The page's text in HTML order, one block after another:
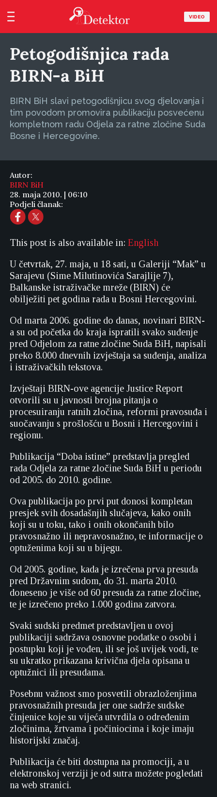
VIDEO
Petogodišnjica rada
BIRN-a BiH
BIRN BiH slavi petogodišnjicu svog djelovanja i
tim povodom promovira publikaciju posvećenu
kompletnom radu Odjela za ratne zločine Suda
Bosne i Hercegovine.
Autor:
BIRN BiH
28. maja 2010. | 06:10
Podjeli članak:
This post is also available in: English
U četvrtak, 27. maja, u 18 sati, u Galeriji “Mak” u
Sarajevu (Sime Milutinovića Sarajlije 7),
Balkanske istraživačke mreže (BIRN) će
obilježiti pet godina rada u Bosni Hercegovini.
Od marta 2006. godine do danas, novinari BIRN-
a su od početka do kraja ispratili svako suđenje
pred Odjelom za ratne zločine Suda BiH, napisali
preko 8.000 dnevnih izvještaja sa suđenja, analiza
i istraživačkih tekstova.
Izvještaji BIRN-ove agencije Justice Report
otvorili su u javnosti brojna pitanja o
procesuiranju ratnih zločina, reformi pravosuđa i
suočavanju s prošlošću u Bosni i Hercegovini i
regionu.
Publikacija “Doba istine” predstavlja pregled
rada Odjela za ratne zločine Suda BiH u periodu
od 2005. do 2010. godine.
Ova publikacija po prvi put donosi kompletan
presjek svih dosadašnjih slučajeva, kako onih
koji su u toku, tako i onih okončanih bilo
pravosnažno ili nepravosnažno, te informacije o
optuženima koji su u bijegu.
Od 2005. godine, kada je izrečena prva presuda
pred Državnim sudom, do 31. marta 2010.
doneseno je više od 60 presuda za ratne zločine,
te je izrečeno preko 1.000 godina zatvora.
Svaki sudski predmet predstavljen u ovoj
publikaciji sadržava osnovne podatke o osobi i
postupku koji je vođen, ili se još uvijek vodi, te
su ukratko prikazana krivična djela opisana u
optužnici ili presudama.
Posebnu važnost smo posvetili obrazloženjima
pravosnažnih presuda jer one sadrže sudske
činjenice koje su vijeća utvrdila o određenim
zločinima, žrtvama i počiniocima i koje imaju
historijski značaj.
Publikacija će biti dostupna na promociji, a u
elektronskoj verziji je od sutra možete pogledati
na web stranici.